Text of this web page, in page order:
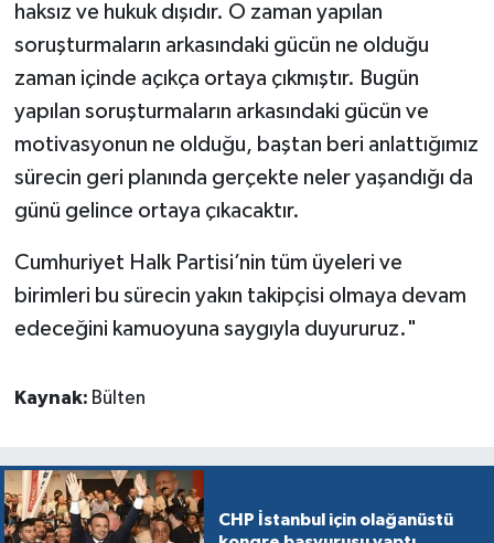
haksız ve hukuk dışıdır. O zaman yapılan
soruşturmaların arkasındaki gücün ne olduğu
zaman içinde açıkça ortaya çıkmıştır. Bugün
yapılan soruşturmaların arkasındaki gücün ve
motivasyonun ne olduğu, baştan beri anlattığımız
sürecin geri planında gerçekte neler yaşandığı da
günü gelince ortaya çıkacaktır.
Cumhuriyet Halk Partisi’nin tüm üyeleri ve
birimleri bu sürecin yakın takipçisi olmaya devam
edeceğini kamuoyuna saygıyla duyururuz."
Kaynak: Bülten
CHP İstanbul için olağanüstü